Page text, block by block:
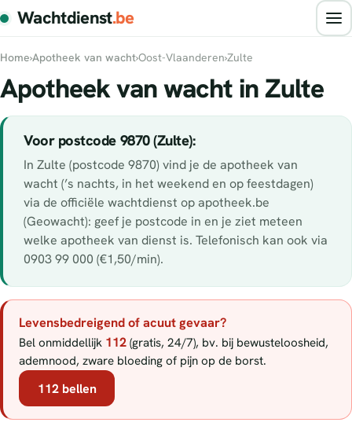
Wachtdienst.be
Home›Apotheek van wacht›Oost-Vlaanderen›Zulte
Apotheek van wacht in Zulte
Voor postcode 9870 (Zulte):
In Zulte (postcode 9870) vind je de apotheek van
wacht (’s nachts, in het weekend en op feestdagen)
via de officiële wachtdienst op apotheek.be
(Geowacht): geef je postcode in en je ziet meteen
welke apotheek van dienst is. Telefonisch kan ook via
0903 99 000 (€1,50/min).
Levensbedreigend of acuut gevaar?
Bel onmiddellijk 112 (gratis, 24/7), bv. bij bewusteloosheid,
ademnood, zware bloeding of pijn op de borst.
112 bellen